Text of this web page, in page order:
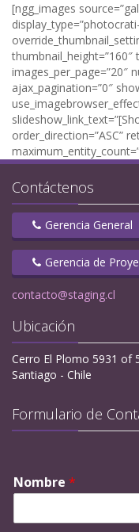
[ngg_images
thumbnail_height=”160″
images_per_page=”20″
ajax_pagination=”0″
order_direction=”ASC”
Contáctenos
Gerencia General
Gerencia de
contacto@staging.cl
Ubicación
Cerro El Plomo 5931 of
Santiago - Chile
Formulario de
Nombre *